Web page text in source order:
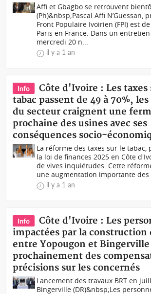
Affi et Gbagbo se retrouvent
(Ph)&nbsp;Pascal Affi N’Guessan,
Front Populaire Ivoirien (FPI) est
Paris en France. Dans un
mercredi 20 n...
il y a 1 an
Info
Côte d'Ivoire : Les taxes
tabac passent de 49 à 70%,
du secteur craignent une
prochaine des usines avec ses
conséquences socio-
La réforme des taxes sur le tabac,
la loi de finances 2025 en Côte
de vives inquiétudes. Cette
une augmentation importante des
il y a 1 an
Info
Côte d'Ivoire : Les
impactées par la construction
entre Yopougon et
prochainement des
précisions sur les concernés
Lancement des travaux BRT en
Bingerville (DR)&nbsp;Les